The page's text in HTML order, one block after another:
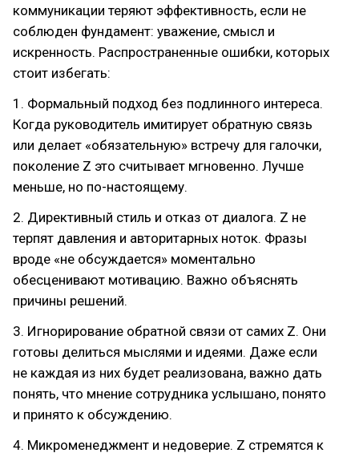
коммуникации теряют эффективность, если не
соблюден фундамент: уважение, смысл и
искренность. Распространенные ошибки, которых
стоит избегать:
1. Формальный подход без подлинного интереса.
Когда руководитель имитирует обратную связь
или делает «обязательную» встречу для галочки,
поколение Z это считывает мгновенно. Лучше
меньше, но по-настоящему.
2. Директивный стиль и отказ от диалога. Z не
терпят давления и авторитарных ноток. Фразы
вроде «не обсуждается» моментально
обесценивают мотивацию. Важно объяснять
причины решений.
3. Игнорирование обратной связи от самих Z. Они
готовы делиться мыслями и идеями. Даже если
не каждая из них будет реализована, важно дать
понять, что мнение сотрудника услышано, понято
и принято к обсуждению.
4. Микроменеджмент и недоверие. Z стремятся к